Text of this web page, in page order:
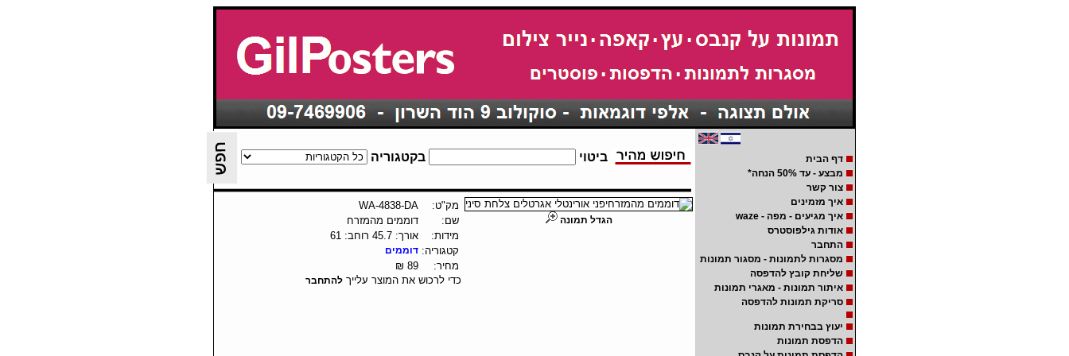
דף הבית
מבצע - עד 50% הנחה*
צור קשר
איך מזמינים
איך מגיעים - מפה - waze
אודות גילפוסטרס
התחבר
מסגרות לתמונות - מסגור תמונות
שליחת קובץ להדפסה
איתור תמונות - מאגרי תמונות
סריקת תמונות להדפסה
יעוץ בבחירת תמונות
הדפסת תמונות
ביטוי בקטגוריה
הגדל תמונה
מק"ט:
WA-4838-DA
שם:
דוממים מהמזרח
מידות:
אורך: 45.7 רוחב: 61
קטגוריה: דוממים
מחיר:
89 ₪
כדי לרכוש את המוצר עלייך להתחבר